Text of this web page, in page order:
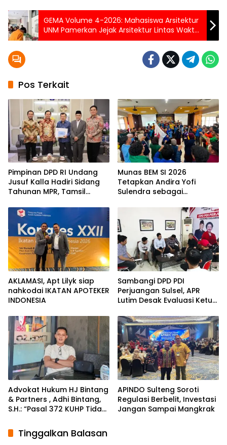
GEMA Volume 4-2026: Mahasiswa Arsitektur
UNM Pamerkan Jejak Arsitektur Lintas Waktu
dan Negara
Pos Terkait
Pimpinan DPD RI Undang
Jusuf Kalla Hadiri Sidang
Tahunan MPR, Tamsil
Membangun Solidaritas
Kepemimpinan Bangsa
Munas BEM SI 2026
Tetapkan Andira Yofi
Sulendra sebagai
AKLAMASI, ​Apt Lilyk siap
nahkodai IKATAN APOTEKER
INDONESIA
Sambangi DPD PDI
Perjuangan Sulsel, APR
Lutim Desak Evaluasi Ketua
Advokat Hukum HJ Bintang
& Partners , Adhi Bintang,
S.H.: “Pasal 372 KUHP Tidak
terhadap Objek Tanah”
APINDO Sulteng Soroti
Regulasi Berbelit, Investasi
Jangan Sampai Mangkrak
Tinggalkan Balasan